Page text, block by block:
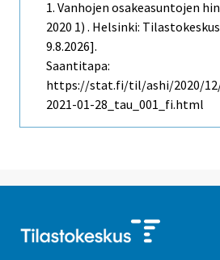
1. Vanhojen osakeasuntojen
2020 1) . Helsinki:
9.8.2026].
Saantitapa:
https://stat.fi/til/ashi/2020/12/
2021-01-28_tau_001_fi.html